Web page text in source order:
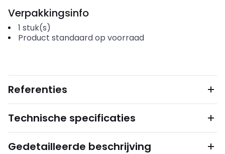
Verpakkingsinfo
1 stuk(s)
Product standaard op voorraad
Referenties
Technische specificaties
Gedetailleerde beschrijving